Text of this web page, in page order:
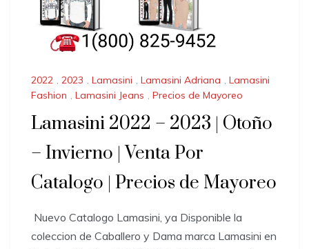
2022 , 2023 , Lamasini , Lamasini Adriana , Lamasini
Fashion , Lamasini Jeans , Precios de Mayoreo
Lamasini 2022 – 2023 | Otoño
– Invierno | Venta Por
Catalogo | Precios de Mayoreo
Nuevo Catalogo Lamasini, ya Disponible la
coleccion de Caballero y Dama marca Lamasini en